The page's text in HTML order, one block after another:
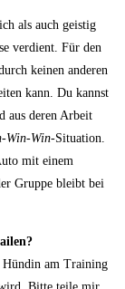
als auch geistig
verdient. Für den
keinen anderen
kann. Du kannst
aus deren Arbeit
Win-Win-Situation.
mit einem
Gruppe bleibt bei
am Training